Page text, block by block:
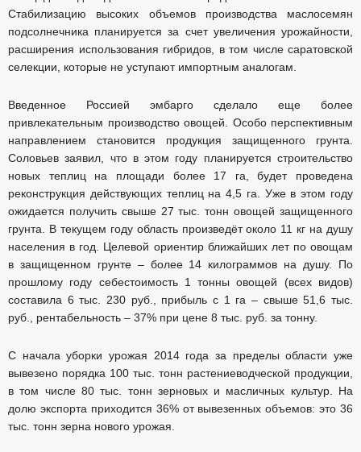
Стабилизацию высоких объемов производства маслосемян
подсолнечника планируется за счет увеличения урожайности,
расширения использования гибридов, в том числе саратовской
селекции, которые не уступают импортным аналогам.
Введенное Россией эмбарго сделало еще более
привлекательным производство овощей. Особо перспективным
направлением становится продукция защищенного грунта.
Соловьев заявил, что в этом году планируется строительство
новых теплиц на площади более 17 га, будет проведена
реконструкция действующих теплиц на 4,5 га. Уже в этом году
ожидается получить свыше 27 тыс. тонн овощей защищенного
грунта. В текущем году область произведёт около 11 кг на душу
населения в год. Целевой ориентир ближайших лет по овощам
в защищенном грунте – более 14 килограммов на душу. По
прошлому году себестоимость 1 тонны овощей (всех видов)
составила 6 тыс. 230 руб., прибыль с 1 га – свыше 51,6 тыс.
руб., рентабельность – 37% при цене 8 тыс. руб. за тонну.
С начала уборки урожая 2014 года за пределы области уже
вывезено порядка 100 тыс. тонн растениеводческой продукции,
в том числе 80 тыс. тонн зерновых и масличных культур. На
долю экспорта приходится 36% от вывезенных объемов: это 36
тыс. тонн зерна нового урожая.